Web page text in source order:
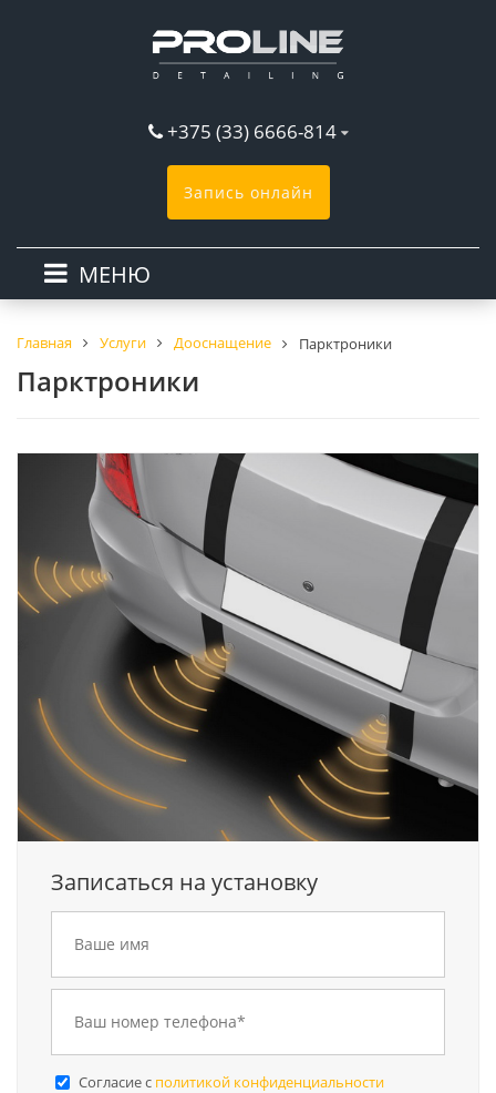
+375 (33) 6666-814
Запись онлайн
МЕНЮ
Главная Услуги Дооснащение Парктроники
Парктроники
Записаться на установку
Cогласие с политикой конфиденциальности